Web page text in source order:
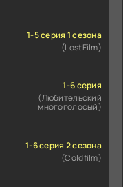
1-5 серия 1 сезона
(LostFilm)
1-6 серия
(Любительский
многоголосый)
1-6 серия 2 сезона
(Coldfilm)